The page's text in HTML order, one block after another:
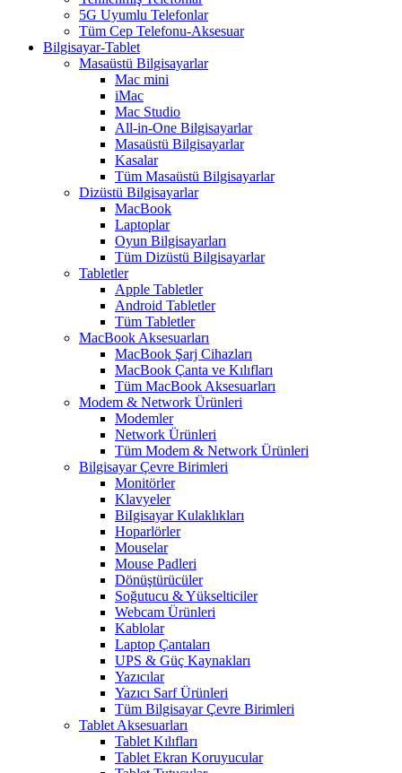
5G Uyumlu Telefonlar
Tüm Cep Telefonu-Aksesuar
Bilgisayar-Tablet
Masaüstü Bilgisayarlar
Mac mini
iMac
Mac Studio
All-in-One Bilgisayarlar
Masaüstü Bilgisayarlar
Kasalar
Tüm Masaüstü Bilgisayarlar
Dizüstü Bilgisayarlar
MacBook
Laptoplar
Oyun Bilgisayarları
Tüm Dizüstü Bilgisayarlar
Tabletler
Apple Tabletler
Android Tabletler
Tüm Tabletler
MacBook Aksesuarları
MacBook Şarj Cihazları
MacBook Çanta ve Kılıfları
Tüm MacBook Aksesuarları
Modem & Network Ürünleri
Modemler
Network Ürünleri
Tüm Modem & Network Ürünleri
Bilgisayar Çevre Birimleri
Monitörler
Klavyeler
BiIgisayar Kulaklıkları
Hoparlörler
Mouselar
Mouse Padleri
Dönüştürücüler
Soğutucu & Yükselticiler
Webcam Ürünleri
Kablolar
Laptop Çantaları
UPS & Güç Kaynakları
Yazıcılar
Yazıcı Sarf Ürünleri
Tüm Bilgisayar Çevre Birimleri
Tablet Aksesuarları
Tablet Kılıfları
Tablet Ekran Koruyucular